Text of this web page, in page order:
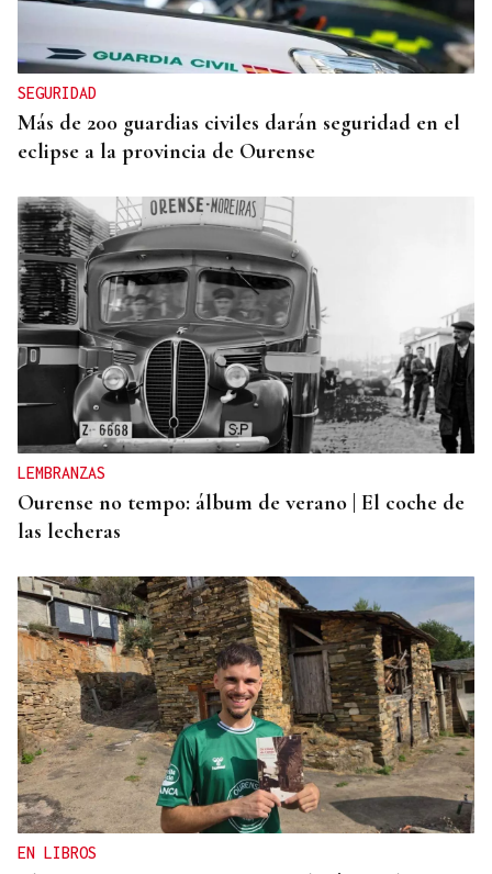
Uno de los pueblos más bonitos de España está en
Ourense y tiene 200 habitantes: qué hacer y cómo
llegar
SEGURIDAD
Más de 200 guardias civiles darán seguridad en el
eclipse a la provincia de Ourense
LEMBRANZAS
Ourense no tempo: álbum de verano | El coche de
las lecheras
EN LIBROS